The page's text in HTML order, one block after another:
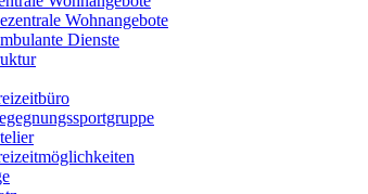
Wohnangebote
Dienste